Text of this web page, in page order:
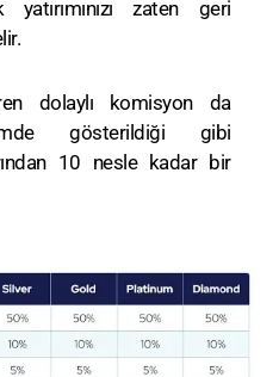
zaten geri
dolaylı komisyon da
gösterildiği gibi
10 nesle kadar bir